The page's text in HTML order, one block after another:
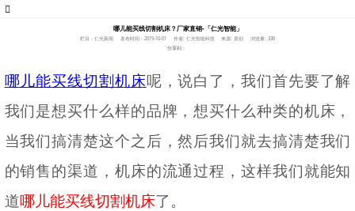
哪儿能买线切割机床？厂家直销-「仁光智能」
栏目：仁光新闻 发布时间：2019-10-01 作者: 仁光智能科技 来源: 原创
浏览量: 336
分享到：
哪儿能买线切割机床呢，说白了，我们首先要了解
我们是想买什么样的品牌，想买什么种类的机床，
当我们搞清楚这个之后，然后我们就去搞清楚我们
的销售的渠道，机床的流通过程，这样我们就能知
道哪儿能买线切割机床了。